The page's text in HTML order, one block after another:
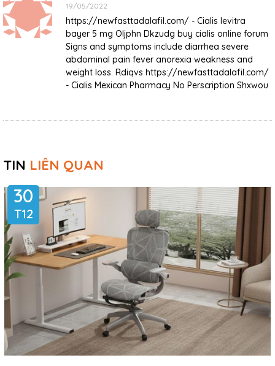
19/05/2022
https://newfasttadalafil.com/ - Cialis levitra
bayer 5 mg Oljphn Dkzudg buy cialis online forum
Signs and symptoms include diarrhea severe
abdominal pain fever anorexia weakness and
weight loss. Rdiqvs https://newfasttadalafil.com/
- Cialis Mexican Pharmacy No Perscription Shxwou
TIN LIÊN QUAN
30
T12